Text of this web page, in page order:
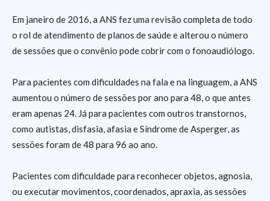
Em janeiro de 2016, a ANS fez uma revisão completa de todo
o rol de atendimento de planos de saúde e alterou o número
de sessões que o convênio pode cobrir com o fonoaudiólogo.
Para pacientes com dificuldades na fala e na linguagem, a ANS
aumentou o número de sessões por ano para 48, o que antes
eram apenas 24. Já para pacientes com outros transtornos,
como autistas, disfasia, afasia e Síndrome de Asperger, as
sessões foram de 48 para 96 ao ano.
Pacientes com dificuldade para reconhecer objetos, agnosia,
ou executar movimentos, coordenados, apraxia, as sessões